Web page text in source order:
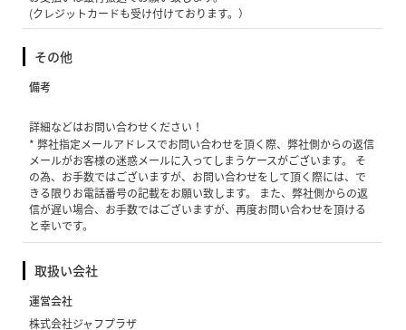
(クレジットカードも受け付けております。）
その他
備考
詳細などはお問い合わせください！
* 弊社指定メールアドレスでお問い合わせを頂く際、弊社側からの返信
メールがお客様の迷惑メールに入ってしまうケースがございます。 そ
の為、お手数ではございますが、お問い合わせをして頂く際には、で
きる限りお電話番号の記載をお願い致します。 また、弊社側からの返
信が遅い場合、お手数ではございますが、再度お問い合わせを頂ける
と幸いです。
取扱い会社
運営会社
株式会社ジャフプラザ